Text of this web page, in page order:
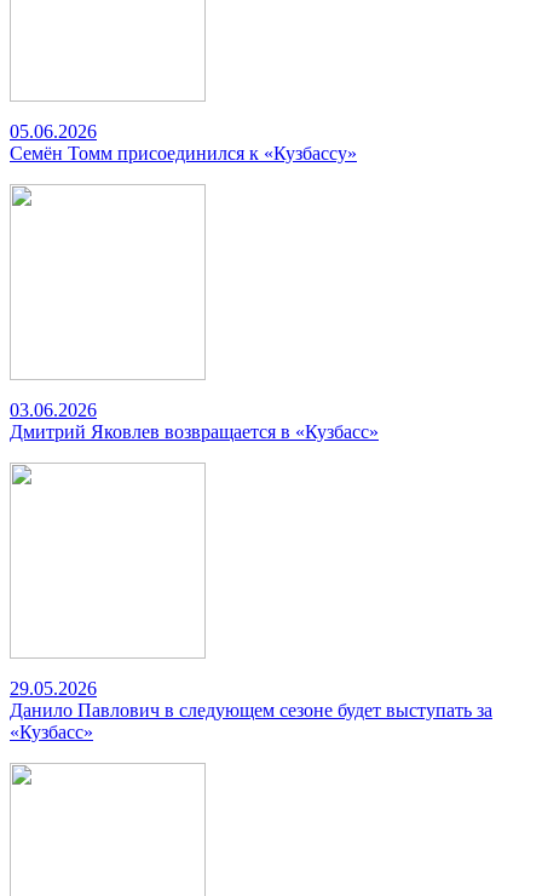
05.06.2026
Семён Томм присоединился к «Кузбассу»
03.06.2026
Дмитрий Яковлев возвращается в «Кузбасс»
29.05.2026
Данило Павлович в следующем сезоне будет выступать за
«Кузбасс»